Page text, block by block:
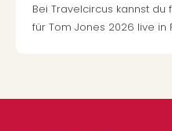
Bei Travelcircus kannst
für Tom Jones 2026 live in